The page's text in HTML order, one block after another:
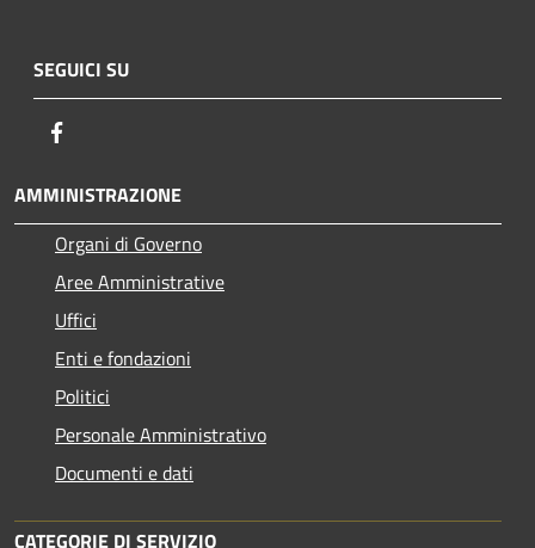
SEGUICI SU
AMMINISTRAZIONE
Organi di Governo
Aree Amministrative
Uffici
Enti e fondazioni
Politici
Personale Amministrativo
Documenti e dati
CATEGORIE DI SERVIZIO